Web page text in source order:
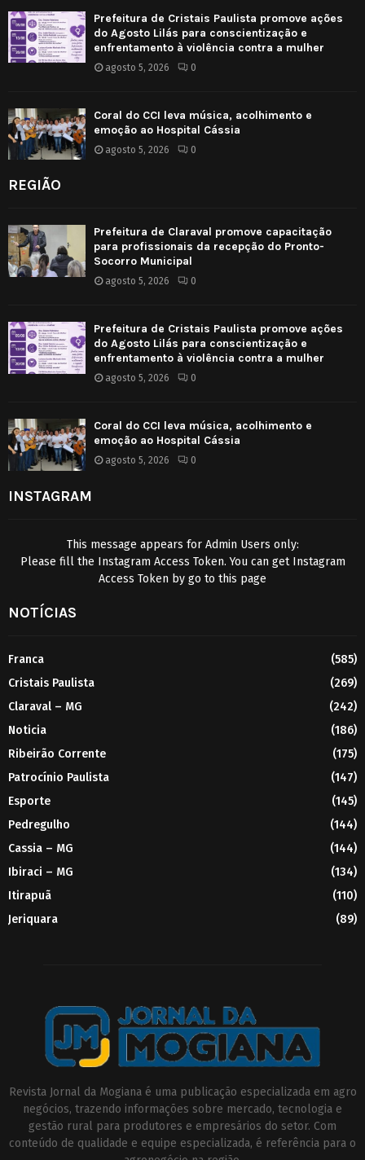
Prefeitura de Cristais Paulista promove ações
do Agosto Lilás para conscientização e
enfrentamento à violência contra a mulher
agosto 5, 2026 0
Coral do CCI leva música, acolhimento e
emoção ao Hospital Cássia
agosto 5, 2026 0
REGIÃO
Prefeitura de Claraval promove capacitação
para profissionais da recepção do Pronto-
Socorro Municipal
agosto 5, 2026 0
Prefeitura de Cristais Paulista promove ações
do Agosto Lilás para conscientização e
enfrentamento à violência contra a mulher
agosto 5, 2026 0
Coral do CCI leva música, acolhimento e
emoção ao Hospital Cássia
agosto 5, 2026 0
INSTAGRAM
This message appears for Admin Users only:
Please fill the Instagram Access Token. You can get Instagram
Access Token by go to this page
NOTÍCIAS
Franca
(585)
Cristais Paulista
(269)
Claraval – MG
(242)
Noticia
(186)
Ribeirão Corrente
(175)
Patrocínio Paulista
(147)
Esporte
(145)
Pedregulho
(144)
Cassia – MG
(144)
Ibiraci – MG
(134)
Itirapuã
(110)
Jeriquara
(89)
Revista Jornal da Mogiana é uma publicação especializada em agro
negócios, trazendo informações sobre mercado, tecnologia e
gestão rural para produtores e empresários do setor. Com
conteúdo de qualidade e equipe especializada, é referência para o